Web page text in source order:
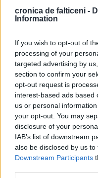
cronica de falticeni -
Information
If you wish to opt-out of
processing of your
targeted advertising by
section to confirm your
opt-out request is
interest-based ads based
us or personal
your opt-out. You may
disclosure of your
IAB’s list of downstream
also be disclosed by us
Downstream Participants
18.06.2026
Fălticeni prinde contur.
Deschiderea este prevăzută
finalul acestui an
EXCLUSIV
11.06.2026